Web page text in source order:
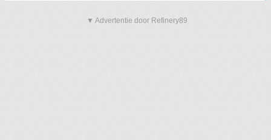
▼ Advertentie door Refinery89